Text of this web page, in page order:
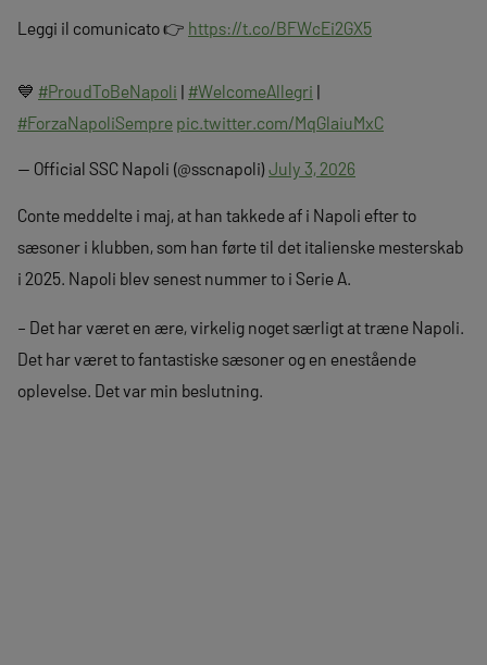
Leggi il comunicato 👉 https://t.co/BFWcEi2GX5
💙 #ProudToBeNapoli | #WelcomeAllegri |
#ForzaNapoliSempre pic.twitter.com/MqGlaiuMxC
— Official SSC Napoli (@sscnapoli)July 3, 2026
Conte meddelte i maj, at han takkede af i Napoli efter to
sæsoner i klubben, som han førte til det italienske mesterskab
i 2025. Napoli blev senest nummer to i Serie A.
– Det har været en ære, virkelig noget særligt at træne Napoli.
Det har været to fantastiske sæsoner og en enestående
oplevelse. Det var min beslutning.